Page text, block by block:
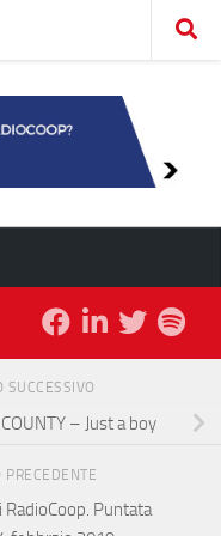
SUCCESSIVO
– Just a boy
PRECEDENTE
RadioCoop. Puntata